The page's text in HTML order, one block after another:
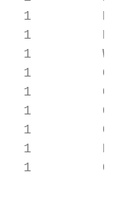
1
1
1
1
1
1
1
1
1